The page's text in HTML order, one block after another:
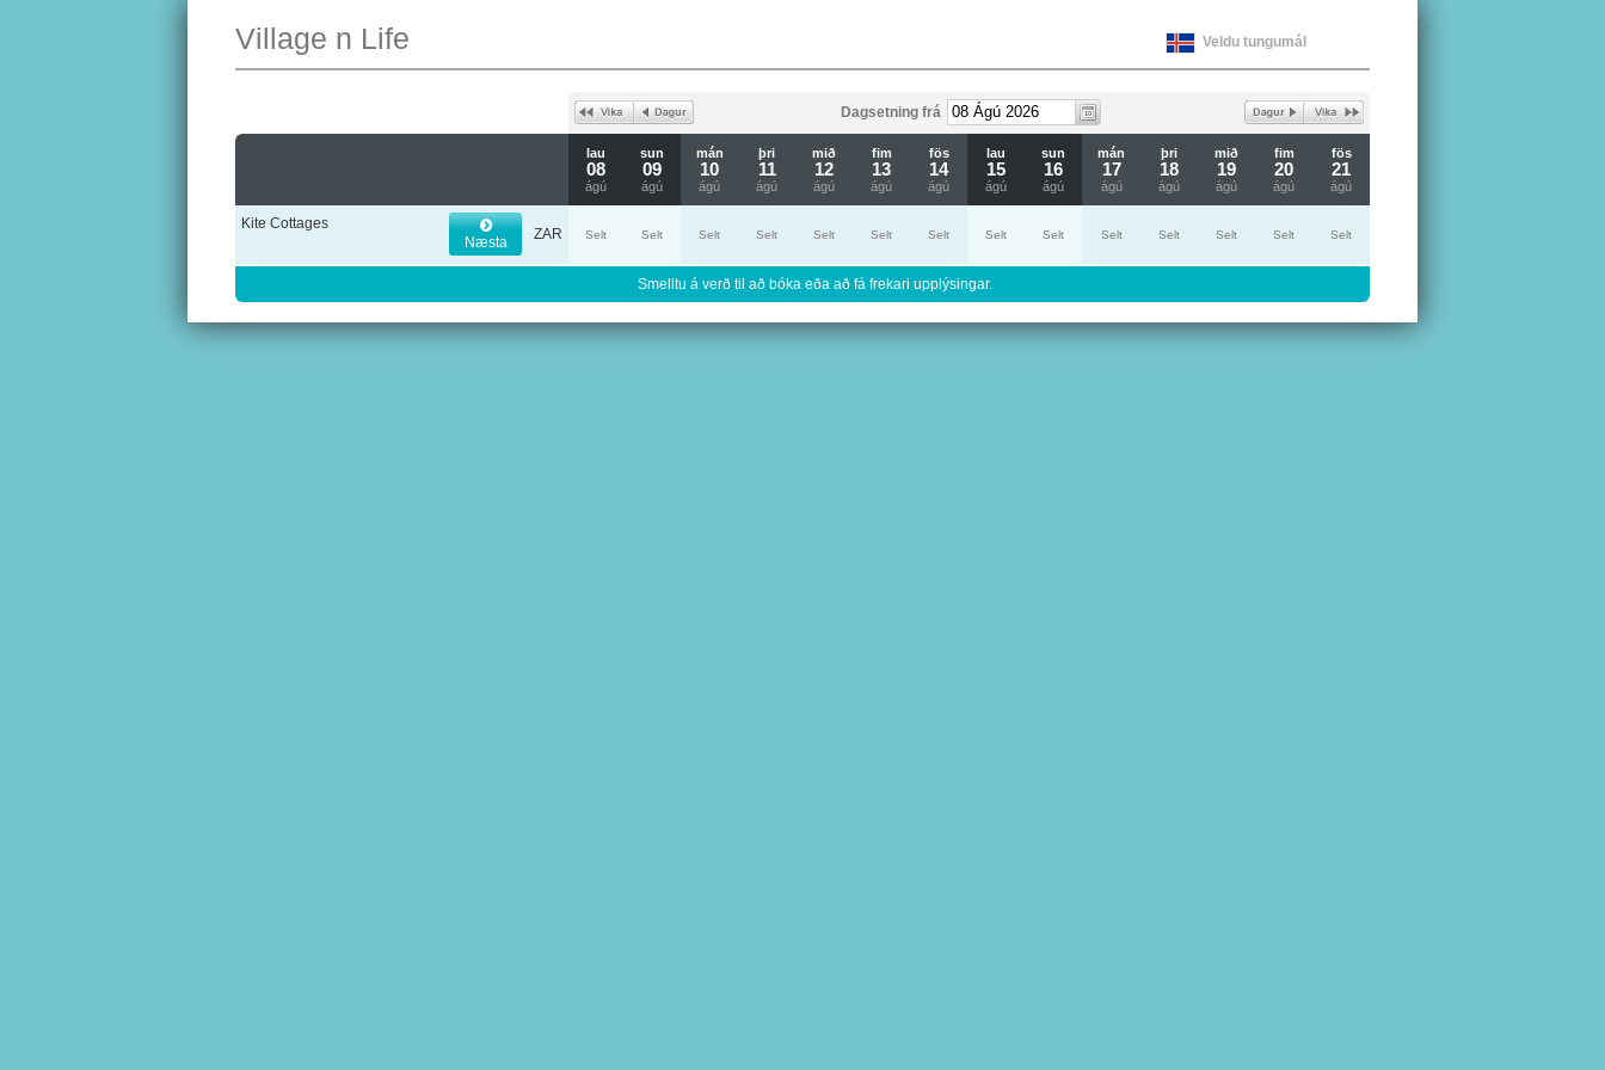
Veldu tungumál
Village n Life
Dagsetning frá
lau
08
ágú
sun
09
ágú
mán
10
ágú
þri
11
ágú
mið
12
ágú
fim
13
ágú
fös
14
ágú
lau
15
ágú
sun
16
ágú
mán
17
ágú
þri
18
ágú
mið
19
ágú
fim
20
ágú
fös
21
ágú
Kite Cottages
Næsta
ZAR Selt Selt Selt Selt Selt Selt Selt Selt Selt Selt Selt Selt Selt Selt
Smelltu á verð til að bóka eða að fá frekari upplýsingar.